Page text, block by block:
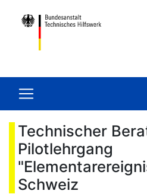
Technischer
Pilotlehrgang
Schweiz